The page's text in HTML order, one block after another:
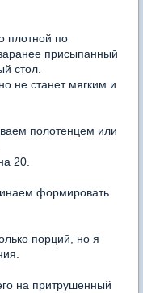
плотной по
присыпанный
стол.
не станет мягким и
полотенцем или
20.
формировать
порций, но я
на притрушенный